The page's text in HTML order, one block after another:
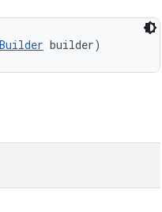
builder)